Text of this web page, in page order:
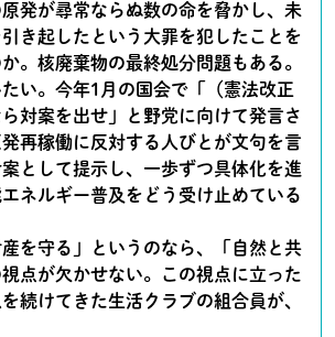
発が尋常ならぬ数の命を脅かし、未
き起したという大罪を犯したことを
。核廃棄物の最終処分問題もある。
い。今年1月の国会で「（憲法改正
対案を出せ」と野党に向けて発言さ
再稼働に反対する人びとが文句を言
として提示し、一歩ずつ具体化を進
ネルギー普及をどう受け止めている
産を守る」というのなら、「自然と共
点が欠かせない。この視点に立った
続けてきた生活クラブの組合員が、